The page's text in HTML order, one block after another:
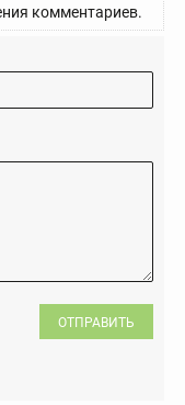
комментариев.
ОТПРАВИТЬ